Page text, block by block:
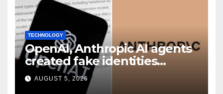
TECHNOLOGY
OpenAI, Anthropic AI agents
created fake identities
during UK cyber tests:
Report
AUGUST 5, 2026